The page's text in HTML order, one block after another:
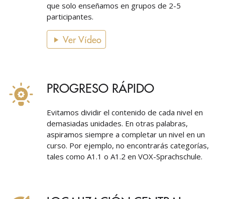
que solo enseñamos en grupos de 2-5
participantes.
Ver Vídeo
PROGRESO RÁPIDO
Evitamos dividir el contenido de cada nivel en
demasiadas unidades. En otras palabras,
aspiramos siempre a completar un nivel en un
curso. Por ejemplo, no encontrarás categorías,
tales como A1.1 o A1.2 en VOX-Sprachschule.